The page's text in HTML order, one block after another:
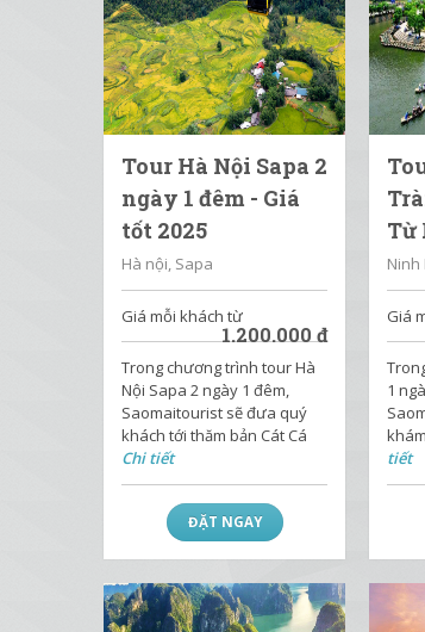
Tour Hà Nội Sapa 2
ngày 1 đêm - Giá
tốt 2025
Hà nội, Sapa
Giá mỗi khách từ
1.200.000 đ
Trong chương trình tour Hà
Nội Sapa 2 ngày 1 đêm,
Saomaitourist sẽ đưa quý
khách tới thăm bản Cát Cá
Chi tiết
ĐẶT NGAY
Từ
Ninh
Giá
1
tiết